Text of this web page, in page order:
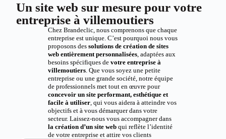
Un site web sur mesure pour votre
entreprise à villemoutiers
Chez Brandeclic, nous comprenons que chaque
entreprise est unique. C’est pourquoi nous vous
proposons des solutions de création de sites
web entièrement personnalisées, adaptées aux
besoins spécifiques de votre entreprise à
villemoutiers. Que vous soyez une petite
entreprise ou une grande société, notre équipe
de professionnels met tout en œuvre pour
concevoir un site performant, esthétique et
facile à utiliser, qui vous aidera à atteindre vos
objectifs et à vous démarquer dans votre
secteur. Laissez-nous vous accompagner dans
la création d’un site webqui reflète l’identité
de votre entreprise et attire vos clients